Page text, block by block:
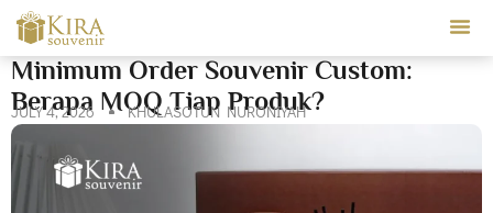
Minimum Order Souvenir Custom:
Berapa MOQ Tiap Produk?
JULY 4, 2026 KHULASOTUN NURONIYAH